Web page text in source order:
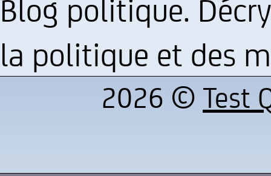
Blog politique.
la politique et des
2026 © Test